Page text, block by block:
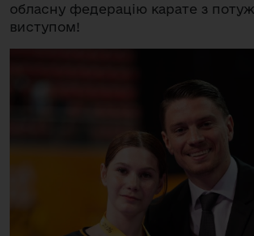
обласну федерацію карате з
виступом!